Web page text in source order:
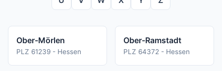
Ober-Mörlen
PLZ 61239 - Hessen
Ober-Ramstadt
PLZ 64372 - Hessen